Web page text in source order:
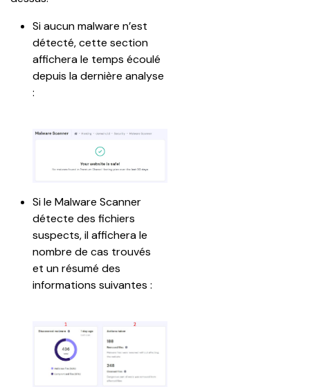
Si aucun malware n’est
détecté, cette section
affichera le temps écoulé
depuis la dernière analyse
:
Si le Malware Scanner
détecte des fichiers
suspects, il affichera le
nombre de cas trouvés
et un résumé des
informations suivantes :